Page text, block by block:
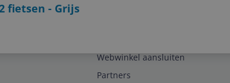
fietsen - Grijs
Webwinkel aansluiten
Partners